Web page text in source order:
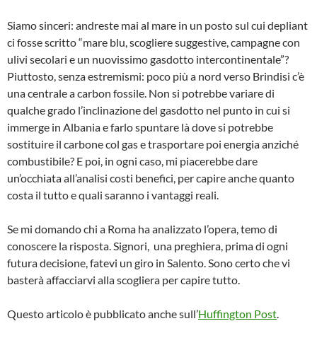
Siamo sinceri: andreste mai al mare in un posto sul cui depliant
ci fosse scritto “mare blu, scogliere suggestive, campagne con
ulivi secolari e un nuovissimo gasdotto intercontinentale”?
Piuttosto, senza estremismi: poco più a nord verso Brindisi c’è
una centrale a carbon fossile. Non si potrebbe variare di
qualche grado l’inclinazione del gasdotto nel punto in cui si
immerge in Albania e farlo spuntare là dove si potrebbe
sostituire il carbone col gas e trasportare poi energia anziché
combustibile? E poi, in ogni caso, mi piacerebbe dare
un’occhiata all’analisi costi benefici, per capire anche quanto
costa il tutto e quali saranno i vantaggi reali.
Se mi domando chi a Roma ha analizzato l’opera, temo di
conoscere la risposta. Signori, una preghiera, prima di ogni
futura decisione, fatevi un giro in Salento. Sono certo che vi
basterà affacciarvi alla scogliera per capire tutto.
Questo articolo è pubblicato anche sull’Huffington Post.